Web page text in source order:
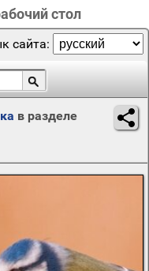
стол
сайта:
в разделе